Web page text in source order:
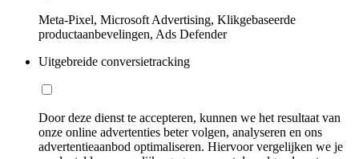
Meta-Pixel, Microsoft Advertising, Klikgebaseerde
productaanbevelingen, Ads Defender
Uitgebreide conversietracking
Door deze dienst te accepteren, kunnen we het resultaat van
onze online advertenties beter volgen, analyseren en ons
advertentieaanbod optimaliseren. Hiervoor vergelijken we je